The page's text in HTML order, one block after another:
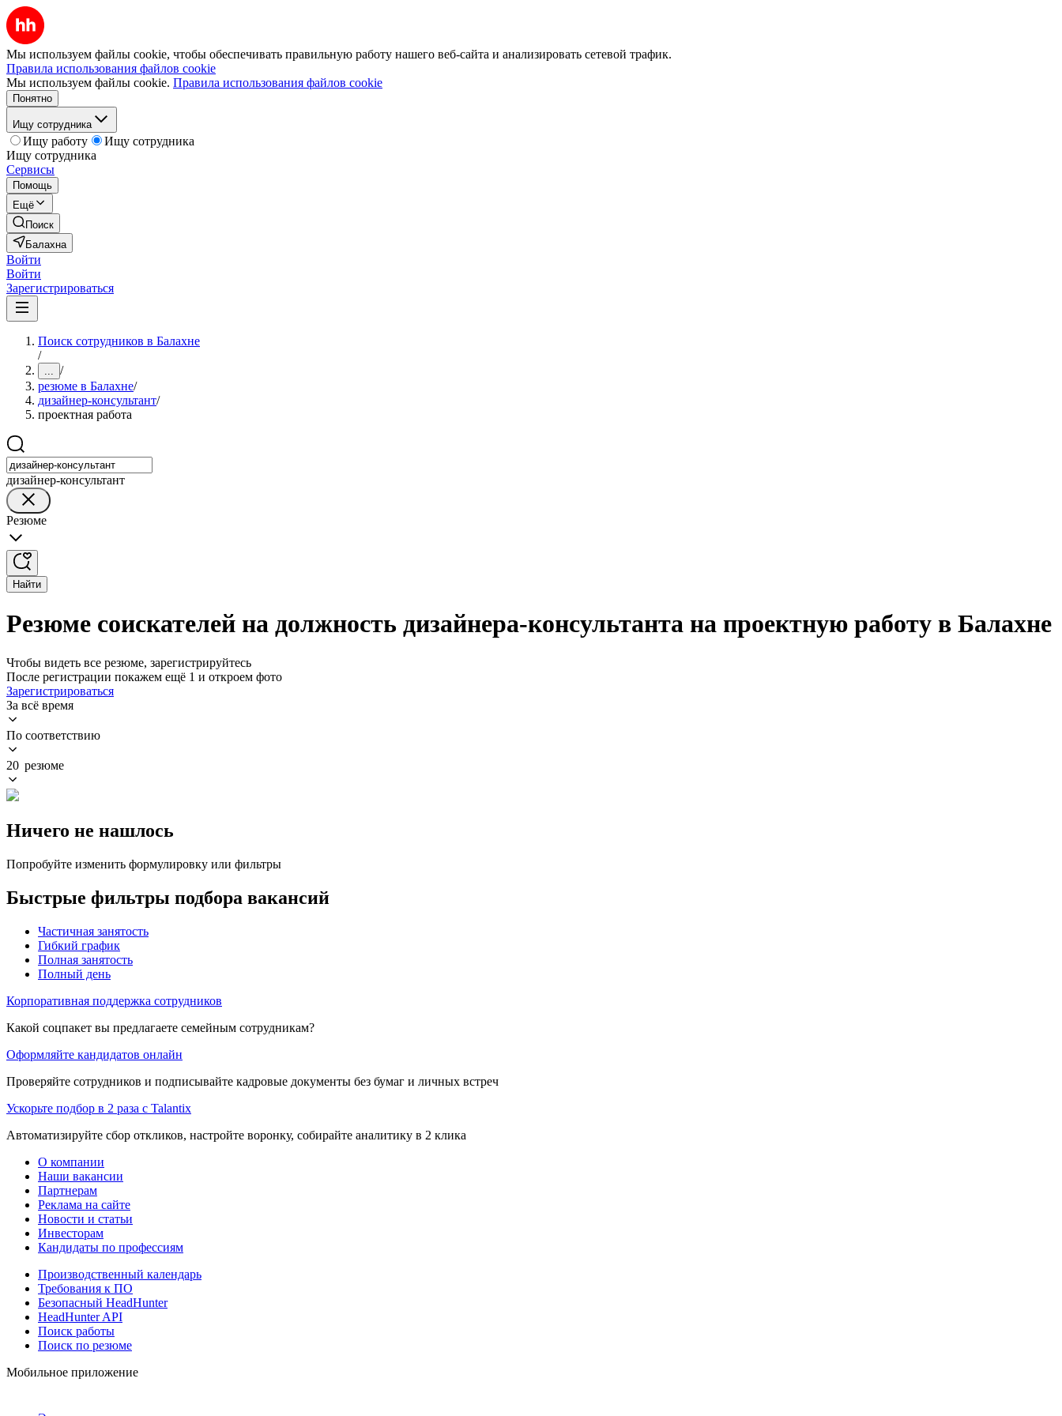
Мы используем файлы cookie, чтобы обеспечивать правильную работу нашего веб-сайта и анализировать сетевой трафик.
Правила использования файлов cookie
Мы используем файлы cookie. Правила использования файлов cookie
Понятно
Ищу сотрудника
Ищу работу
Ищу сотрудника
Ищу сотрудника
Сервисы
Помощь
Ещё
Поиск
Балахна
Войти
Войти
Зарегистрироваться
Поиск сотрудников в Балахне
/
... /
резюме в Балахне/
дизайнер-консультант/
проектная работа
дизайнер-консультант
Резюме
Найти
Резюме соискателей на должность дизайнера-консультанта на проектную работу в Балахне
Чтобы видеть все резюме, зарегистрируйтесь
После регистрации покажем ещё 1 и откроем фото
Зарегистрироваться
За всё время
По соответствию
20 резюме
Ничего не нашлось
Попробуйте изменить формулировку или фильтры
Быстрые фильтры подбора вакансий
Частичная занятость
Гибкий график
Полная занятость
Полный день
Корпоративная поддержка сотрудников
Какой соцпакет вы предлагаете семейным сотрудникам?
Оформляйте кандидатов онлайн
Проверяйте сотрудников и подписывайте кадровые документы без бумаг и личных встреч
Ускорьте подбор в 2 раза с Talantix
Автоматизируйте сбор откликов, настройте воронку, собирайте аналитику в 2 клика
О компании
Наши вакансии
Партнерам
Реклама на сайте
Новости и статьи
Инвесторам
Кандидаты по профессиям
Производственный календарь
Требования к ПО
Безопасный HeadHunter
HeadHunter API
Поиск работы
Поиск по резюме
Мобильное приложение